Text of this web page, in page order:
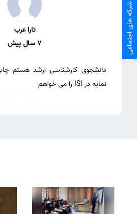
تارا عرب
7 سال پیش
دانشجوی کارشناسی ارشد هستم
نمایه در ISI را می خواهم
شبکه های اجتماعی